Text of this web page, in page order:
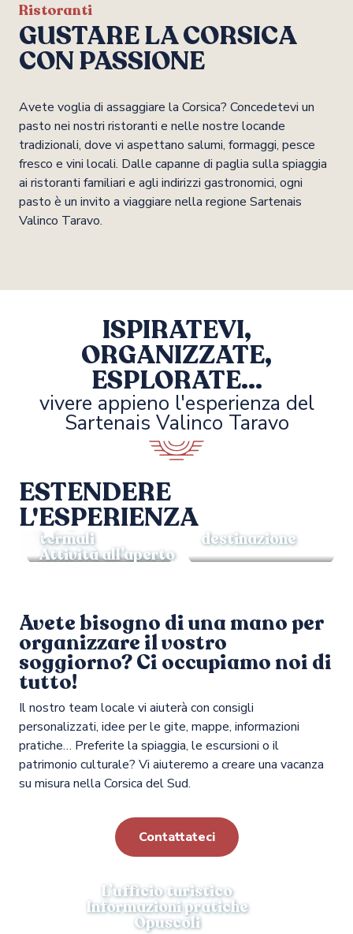
Ristoranti
GUSTARE LA CORSICA
CON PASSIONE
Avete voglia di assaggiare la Corsica? Concedetevi un
pasto nei nostri ristoranti e nelle nostre locande
tradizionali, dove vi aspettano salumi, formaggi, pesce
fresco e vini locali. Dalle capanne di paglia sulla spiaggia
ai ristoranti familiari e agli indirizzi gastronomici, ogni
pasto è un invito a viaggiare nella regione Sartenais
Valinco Taravo.
regione Sartenais Valinco Taravo
ISPIRATEVI,
ORGANIZZATE,
ESPLORATE...
vivere appieno l'esperienza del
Sartenais Valinco Taravo
ESTENDERE
L'ESPERIENZA
Sorgenti
termali
destinazione
Attività all’aperto
Avete bisogno di una mano per
organizzare il vostro
soggiorno? Ci occupiamo noi di
tutto!
Il nostro team locale vi aiuterà con consigli
personalizzati, idee per le gite, mappe, informazioni
pratiche… Preferite la spiaggia, le escursioni o il
patrimonio culturale? Vi aiuteremo a creare una vacanza
su misura nella Corsica del Sud.
Contattateci
L’ufficio turistico
Informazioni pratiche
Opuscoli